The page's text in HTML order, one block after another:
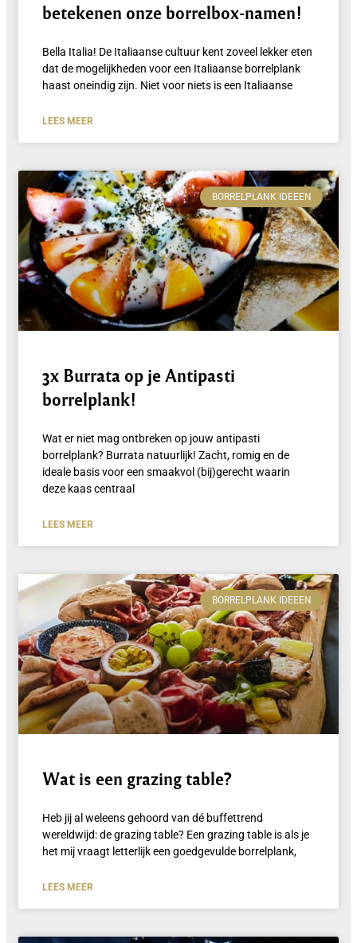
betekenen onze borrelbox-namen!
Bella Italia! De Italiaanse cultuur kent zoveel lekker eten
dat de mogelijkheden voor een Italiaanse borrelplank
haast oneindig zijn. Niet voor niets is een Italiaanse
LEES MEER
BORRELPLANK IDEEEN
3x Burrata op je Antipasti
borrelplank!
Wat er niet mag ontbreken op jouw antipasti
borrelplank? Burrata natuurlijk! Zacht, romig en de
ideale basis voor een smaakvol (bij)gerecht waarin
deze kaas centraal
LEES MEER
BORRELPLANK IDEEEN
Wat is een grazing table?
Heb jij al weleens gehoord van dé buffettrend
wereldwijd: de grazing table? Een grazing table is als je
het mij vraagt letterlijk een goedgevulde borrelplank,
LEES MEER